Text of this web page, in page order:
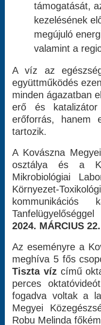
támogatását,
kezelésének
megújuló
valamint a
A víz az
együttműködés
minden ágazatban
erő és
erőforrás, hanem
tartozik.
A Kovászna
osztálya és a
Mikrobiológiai
Környezet-
2024. MÁRCIUS 22.
Az eseményre a
meghíva 5 fős
Tiszta víz című
perces
fogadva voltak a
Megyei
Robu Melinda